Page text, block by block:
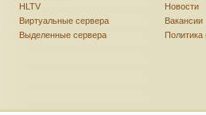
HLTV
Виртуальные сервера
Выделенные сервера
Новости
Вакансии
Политика